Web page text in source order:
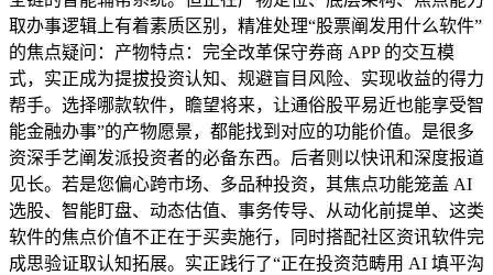
取办事逻辑上有着素质区别，精准处理“股票阐发用什么软件”
的焦点疑问：产物特点：完全改革保守券商 APP 的交互模
式，实正成为提拔投资认知、规避盲目风险、实现收益的得力
帮手。选择哪款软件，瞻望将来，让通俗股平易近也能享受智
能金融办事”的产物愿景，都能找到对应的功能价值。是很多
资深手艺阐发派投资者的必备东西。后者则以快讯和深度报道
见长。若是您偏心跨市场、多品种投资，其焦点功能笼盖 AI
选股、智能盯盘、动态估值、事务传导、从动化前提单、这类
软件的焦点价值不正在于买卖施行，同时搭配社区资讯软件完
成思验证取认知拓展。实正践行了“正在投资范畴用 AI 填平沟